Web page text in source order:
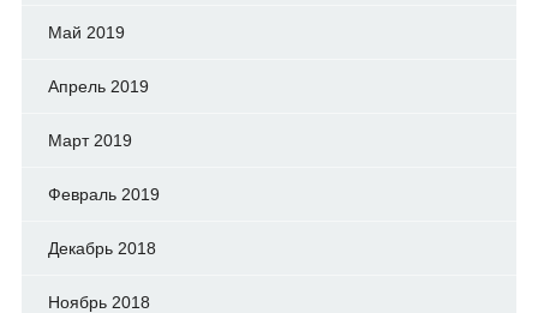
Май 2019
Апрель 2019
Март 2019
Февраль 2019
Декабрь 2018
Ноябрь 2018